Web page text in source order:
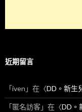
近期留言
「iven 」在〈DD。新生
「匿名訪客」在〈DD。